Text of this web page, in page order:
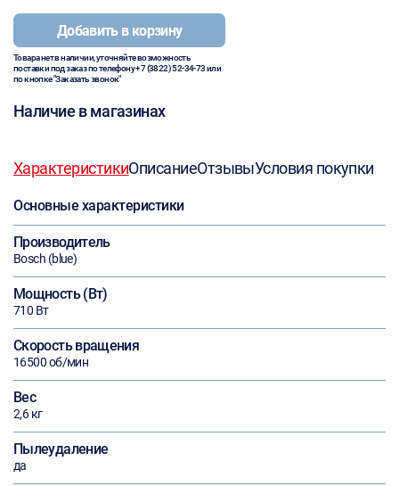
Добавить в корзину
Товара нет в наличии, уточняйте возможность
поставки под заказ по телефону+7 (3822) 52-34-73или
по кнопке "Заказать звонок"
Наличие в магазинах
ХарактеристикиОписаниеОтзывыУсловия покупки
Основные характеристики
Производитель
Bosch (blue)
Мощность (Вт)
710 Вт
Скорость вращения
16500 об/мин
Вес
2,6 кг
Пылеудаление
да